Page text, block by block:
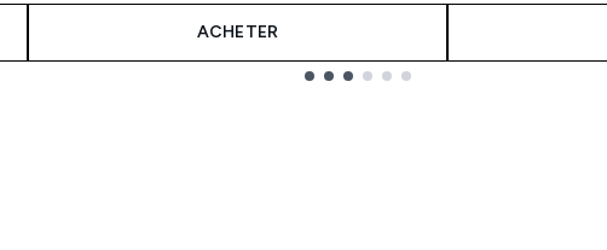
ACHETER